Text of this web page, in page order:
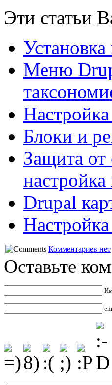
Эти статьи
Меню
Блоки и
Защита от
Drupal
Комментариев нет
Оставьте